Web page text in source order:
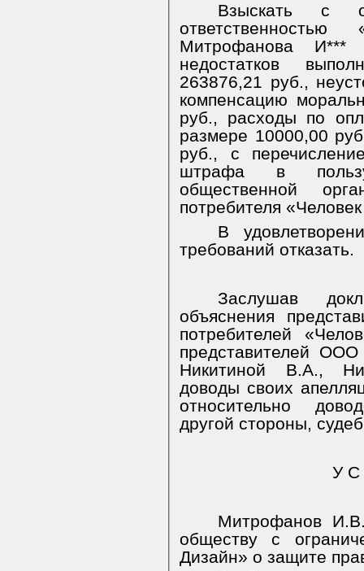
Взыскать с
Митрофанова И***
недостатков
263876,21 руб.,
компенсацию
руб., расходы по
размере 10000,00
руб., с
штрафа в пользу
общественной
потребителя
В
требований отказать.
Заслушав
объяснения
потребителей
представителей
Никитиной В.А.,
доводы своих
относительно
другой стороны,
У С
Митрофанов
обществу с
Дизайн» о защите